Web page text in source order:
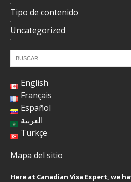
Tipo de contenido
Uncategorized
English
Français
Español
العربية
Türkçe
Mapa del sitio
Here at Canadian Visa Expert, we